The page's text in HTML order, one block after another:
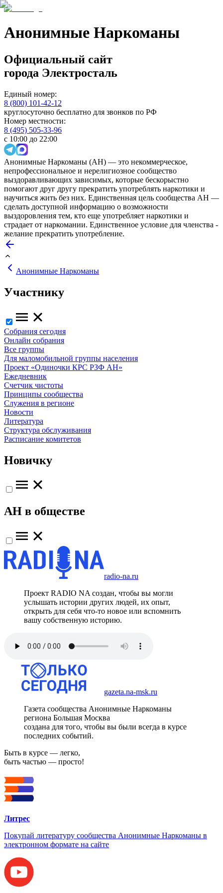
Анонимные Наркоманы
Официальный сайт
города Электросталь
Единый номер:
8 (800) 101-42-12
круглосуточно бесплатно для звонков по РФ
Номер местности:
8 (495) 505-33-96
с 10:00 до 22:00
Анонимные Наркоманы (АН) — это некоммерческое,
непрофессиональное и нерелигиозное сообщество
выздоравливающих зависимых, которые бескорыстно
помогают друг другу прекратить употреблять наркотики и
научиться жить без них. Единственная цель сообщества АН —
сделать доступной информацию о возможности
выздоровления тем, кто еще употребляет наркотики и
страдает от наркомании. Единственное условие для членства -
желание прекратить употребление.
Анонимные Наркоманы
Участнику
Собрания сегодня
Онлайн собрания
Все группы
Для маломобильной группы населения
Проект «Одиночки КРС РЗФ АН»
Ежедневник
Счетчик чистоты
Принципы сообщества
Служения в регионе
Новости
Литература
Структура обслуживания
Расписание комитетов
Новичку
АН в обществе
radio-na.ru
Проект RADIO NA создан, чтобы вы могли
услышать истории других людей, их опыт,
открыть для себя что-то новое или вспомнить
вашу собственную историю.
gazeta.na-msk.ru
Газета сообщества Анонимные Наркоманы
региона Большая Москва
создана для того, чтобы вы были всегда в курсе
последних событий.
Быть в курсе — легко,
быть частью — просто!
Литрес
Покупай литературу сообщества Анонимные Наркоманы в
электронном формате на сайте